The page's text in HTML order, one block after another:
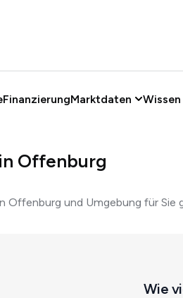
FinanzierungMarktdaten Wissen
Offenburg
Offenburg und Umgebung für Sie
Wie